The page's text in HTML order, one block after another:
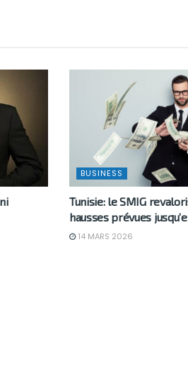
BUSINESS
Tunisie: le SMIG
hausses prévues
14 MARS 2026